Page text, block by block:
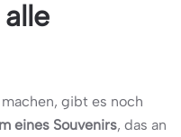
gibt es noch
eines Souvenirs, das an